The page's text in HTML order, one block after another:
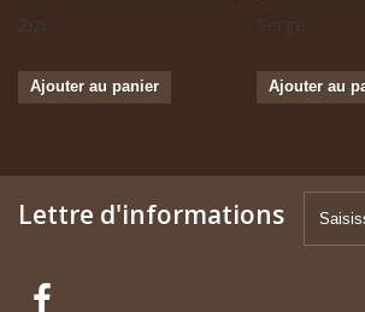
Zizi...
Ajouter au panier
Serge...
Ajouter au
Lettre d'informations